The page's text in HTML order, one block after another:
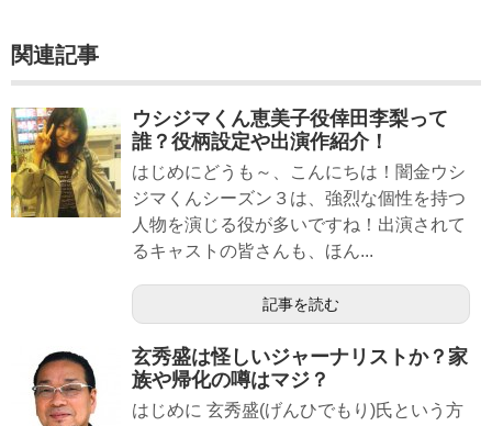
関連記事
ウシジマくん恵美子役倖田李梨って
誰？役柄設定や出演作紹介！
はじめにどうも～、こんにちは！闇金ウシ
ジマくんシーズン３は、強烈な個性を持つ
人物を演じる役が多いですね！出演されて
るキャストの皆さんも、ほん...
記事を読む
玄秀盛は怪しいジャーナリストか？家
族や帰化の噂はマジ？
はじめに 玄秀盛(げんひでもり)氏という方